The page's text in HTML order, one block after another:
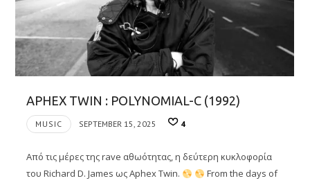
APHEX TWIN : POLYNOMIAL-C (1992)
MUSIC SEPTEMBER 15, 2025 4
Από τις μέρες της rave αθωότητας, η δεύτερη κυκλοφορία
του Richard D. James ως Aphex Twin.
From the days of